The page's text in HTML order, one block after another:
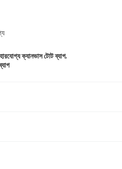
ক্যানভাস টোট ব্যাগ,